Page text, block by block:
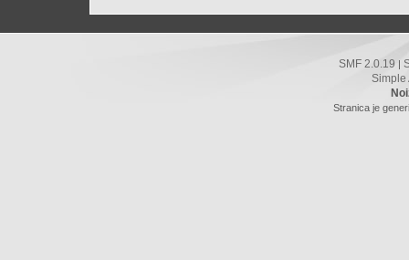
SMF 2.0.19 |
Simple
Stranica je